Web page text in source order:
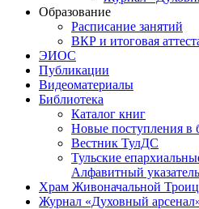
Образование
Расписание занятий
ВКР и итоговая
ЭИОС
Публикации
Видеоматериалы
Библиотека
Каталог книг
Новые поступления в
Вестник ТулДС
Тульские
Алфавитный
Храм Живоначальной
Журнал «Духовный